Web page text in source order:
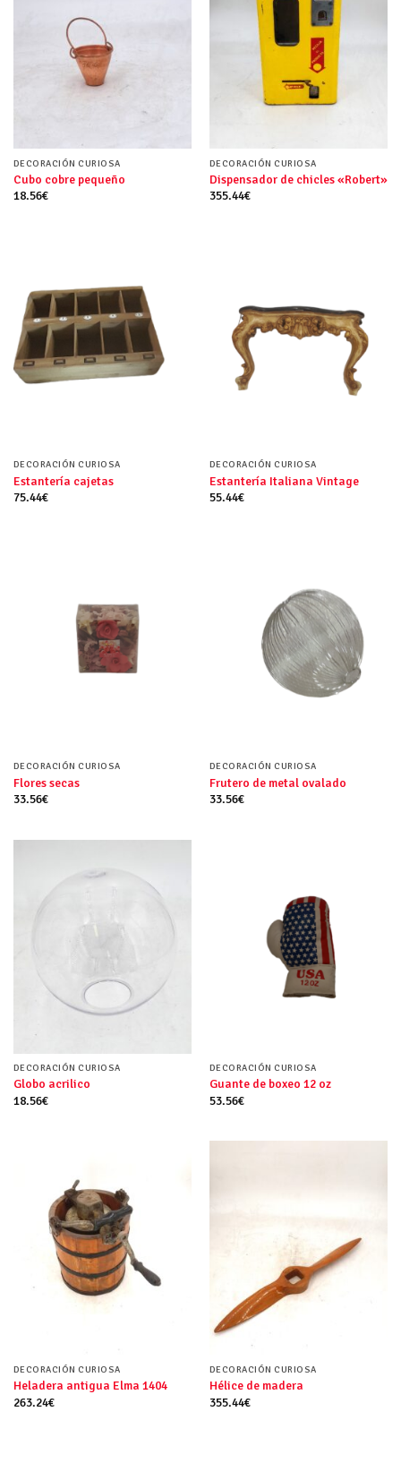
DECORACIÓN CURIOSA
Cubo cobre pequeño
18.56€
DECORACIÓN CURIOSA
Dispensador de chicles «Robert»
355.44€
DECORACIÓN CURIOSA
Estantería cajetas
75.44€
DECORACIÓN CURIOSA
Estantería Italiana Vintage
55.44€
DECORACIÓN CURIOSA
Flores secas
33.56€
DECORACIÓN CURIOSA
Frutero de metal ovalado
33.56€
DECORACIÓN CURIOSA
Globo acrilico
18.56€
DECORACIÓN CURIOSA
Guante de boxeo 12 oz
53.56€
DECORACIÓN CURIOSA
Heladera antigua Elma 1404
263.24€
DECORACIÓN CURIOSA
Hélice de madera
355.44€